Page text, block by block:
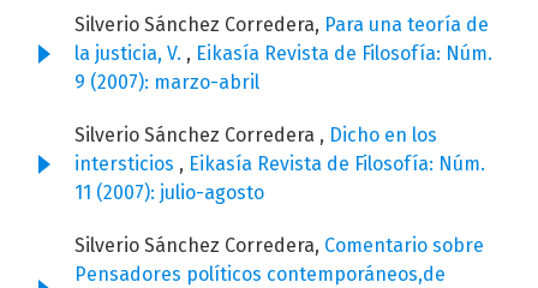
Silverio Sánchez Corredera, Para una teoría de
la justicia, V. , Eikasía Revista de Filosofía: Núm.
9 (2007): marzo-abril
Silverio Sánchez Corredera , Dicho en los
intersticios , Eikasía Revista de Filosofía: Núm.
11 (2007): julio-agosto
Silverio Sánchez Corredera, Comentario sobre
Pensadores políticos contemporáneos,de